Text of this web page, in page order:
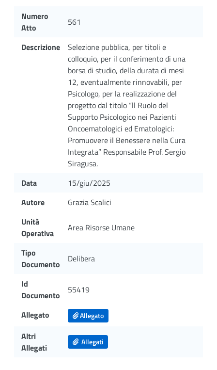
Numero
Atto
561
Descrizione
Selezione pubblica, per titoli e
colloquio, per il conferimento di una
borsa di studio, della durata di mesi
12, eventualmente rinnovabili, per
Psicologo, per la realizzazione del
progetto dal titolo “ll Ruolo del
Supporto Psicologico nei Pazienti
Oncoematologici ed Ematologici:
Promuovere il Benessere nella Cura
Integrata” Responsabile Prof. Sergio
Siragusa.
Data
15/giu/2025
Autore
Grazia Scalici
Unità
Operativa
Area Risorse Umane
Tipo
Documento
Delibera
Id
Documento
55419
Allegato Allegato
Altri
Allegati
Allegati